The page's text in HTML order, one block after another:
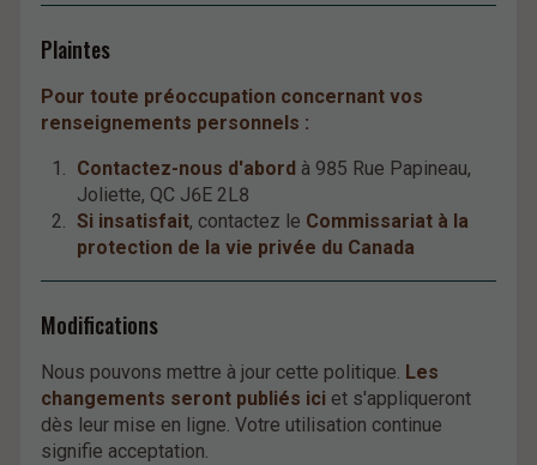
Plaintes
Pour toute préoccupation concernant vos
renseignements personnels :
Contactez-nous d'abord à 985 Rue Papineau,
Joliette, QC J6E 2L8
Si insatisfait, contactez le Commissariat à la
protection de la vie privée du Canada
Modifications
Nous pouvons mettre à jour cette politique. Les
changements seront publiés ici et s'appliqueront
dès leur mise en ligne. Votre utilisation continue
signifie acceptation.